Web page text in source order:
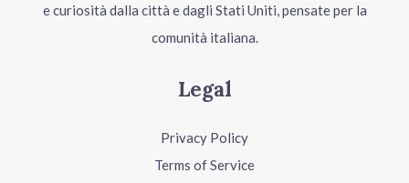
e curiosità dalla città e dagli Stati Uniti, pensate per la
comunità italiana.
Legal
Privacy Policy
Terms of Service